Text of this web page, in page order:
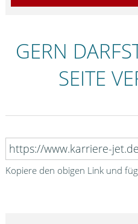
GERN
SEITE
Kopiere den obigen Link und